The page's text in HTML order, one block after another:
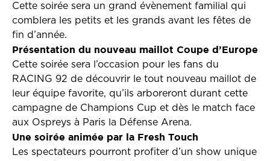
Cette soirée sera un grand évènement familial qui
comblera les petits et les grands avant les fêtes de
fin d’année.
Présentation du nouveau maillot Coupe d’Europe
Cette soirée sera l’occasion pour les fans du
RACING 92 de découvrir le tout nouveau maillot de
leur équipe favorite, qu’ils arboreront durant cette
campagne de Champions Cup et dès le match face
aux Ospreys à Paris la Défense Arena.
Une soirée animée par la Fresh Touch
Les spectateurs pourront profiter d’un show unique